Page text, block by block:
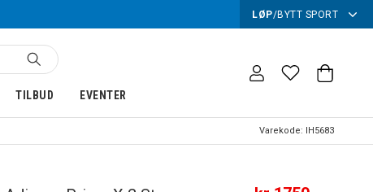
LØP/BYTT SPORT
TILBUD EVENTER
Varekode: IH5683